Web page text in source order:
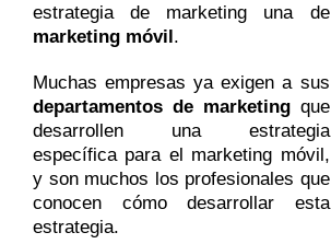
estrategia de marketing una de
marketing móvil.
Muchas empresas ya exigen a sus
departamentos de marketingque
desarrollen una estrategia
específica para el marketing móvil,
y son muchos los profesionales que
conocen cómo desarrollar esta
estrategia.